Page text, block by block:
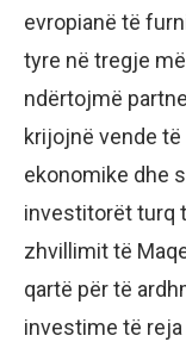
evropianë të
tyre në tregje
ndërtojmë
krijojnë vende
ekonomike dhe
investitorët turq
zhvillimit të
qartë për të
investime të